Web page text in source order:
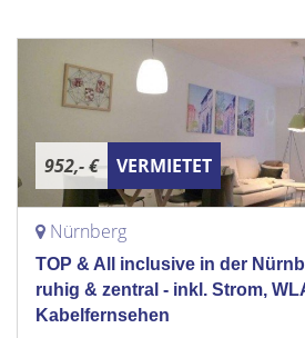
952,- € VERMIETET
Nürnberg
TOP & All inclusive in der
ruhig & zentral - inkl. Strom,
Kabelfernsehen